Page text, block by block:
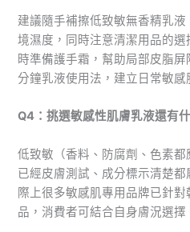
建議隨手補擦低致敏無香精乳
境濕度，同時注意清潔用品的
時準備護手霜，幫助局部皮脂
分鐘乳液使用法，建立日常敏感
Q4：挑選敏感性肌膚乳液還有
低致敏（香料、防腐劑、色素都
已經皮膚測試、成分標示清楚
際上很多敏感肌專用品牌已針
品，消費者可結合自身膚況選擇